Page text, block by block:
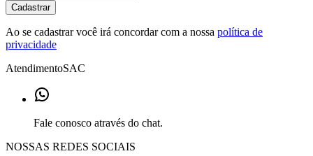
Cadastrar
Ao se cadastrar você irá concordar com a nossa política de
privacidade
AtendimentoSAC
Fale conosco através do chat.
NOSSAS REDES SOCIAIS